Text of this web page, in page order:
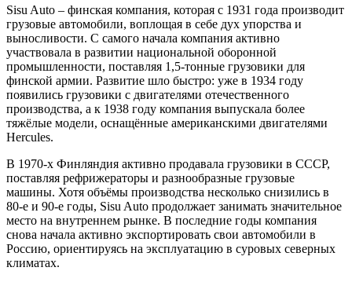
Sisu Auto – финская компания, которая с 1931 года производит
грузовые автомобили, воплощая в себе дух упорства и
выносливости. С самого начала компания активно
участвовала в развитии национальной оборонной
промышленности, поставляя 1,5-тонные грузовики для
финской армии. Развитие шло быстро: уже в 1934 году
появились грузовики с двигателями отечественного
производства, а к 1938 году компания выпускала более
тяжёлые модели, оснащённые американскими двигателями
Hercules.
В 1970-х Финляндия активно продавала грузовики в СССР,
поставляя рефрижераторы и разнообразные грузовые
машины. Хотя объёмы производства несколько снизились в
80-е и 90-е годы, Sisu Auto продолжает занимать значительное
место на внутреннем рынке. В последние годы компания
снова начала активно экспортировать свои автомобили в
Россию, ориентируясь на эксплуатацию в суровых северных
климатах.